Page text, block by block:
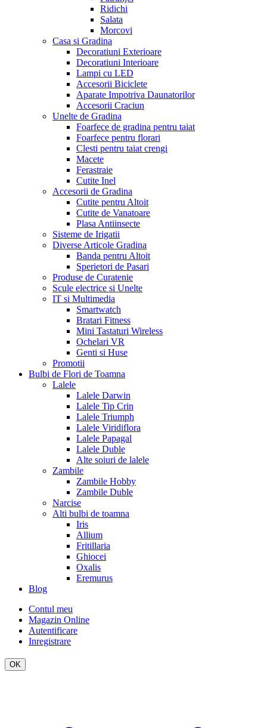
Ridichi
Salata
Morcovi
Casa si Gradina
Decoratiuni Exterioare
Decoratiuni Interioare
Lampi cu LED
Accesorii Biciclete
Aparate Impotriva Daunatorilor
Accesorii Craciun
Unelte de Gradina
Foarfece de gradina pentru taiat
Foarfece pentru florari
Clesti pentru taiat crengi
Macete
Ferastraie
Cutite Inel
Accesorii de Gradina
Cutite pentru Altoit
Cutite de Vanatoare
Plasa Antiinsecte
Sisteme de Irigatii
Diverse Articole Gradina
Banda pentru Altoit
Sperietori de Pasari
Produse de Curatenie
Scule electrice si Unelte
IT si Multimedia
Smartwatch
Bratari Fitness
Mini Tastaturi Wireless
Ochelari VR
Genti si Huse
Promotii
Bulbi de Flori de Toamna
Lalele
Lalele Darwin
Lalele Tip Crin
Lalele Triumph
Lalele Viridiflora
Lalele Papagal
Lalele Duble
Alte soiuri de lalele
Zambile
Zambile Hobby
Zambile Duble
Narcise
Alti bulbi de toamna
Iris
Allium
Fritillaria
Ghiocei
Oxalis
Eremurus
Blog
Contul meu
Magazin Online
Autentificare
Inregistrare
OK